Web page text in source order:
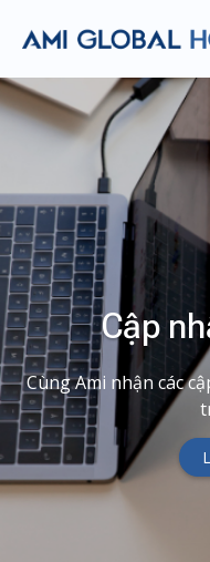
Cập
Cùng Ami nhận các